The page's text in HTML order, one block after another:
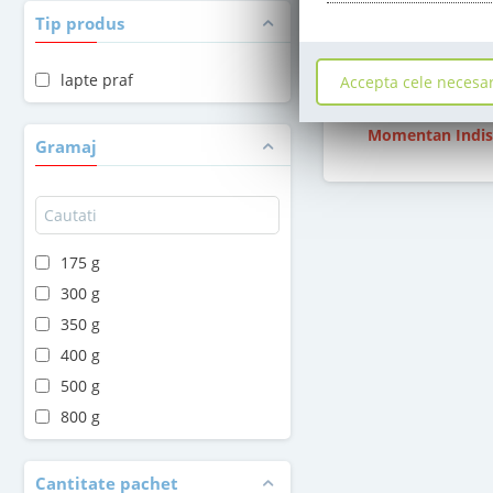
Tip produs
lapte praf
Gramaj
175 g
300 g
350 g
400 g
500 g
800 g
Cantitate pachet
stoc
16,00
Momentan
Accepta cele